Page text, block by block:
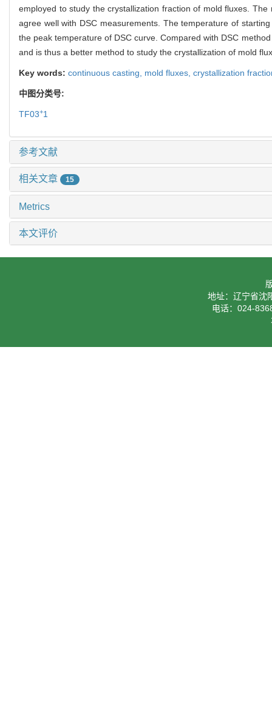
employed to study the crystallization fraction of mold fluxes.
agree well with DSC measurements. The temperature of
the peak temperature of DSC curve. Compared with DSC
and is thus a better method to study the crystallization of mold
Key words: continuous casting, mold fluxes, crystallization
中图分类号:
TF03+1
参考文献
相关文章 15
Metrics
本文评价
地址：辽宁省沈
电话：024-